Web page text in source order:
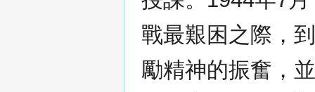
戰最艱困之際，
勵精神的振奮，